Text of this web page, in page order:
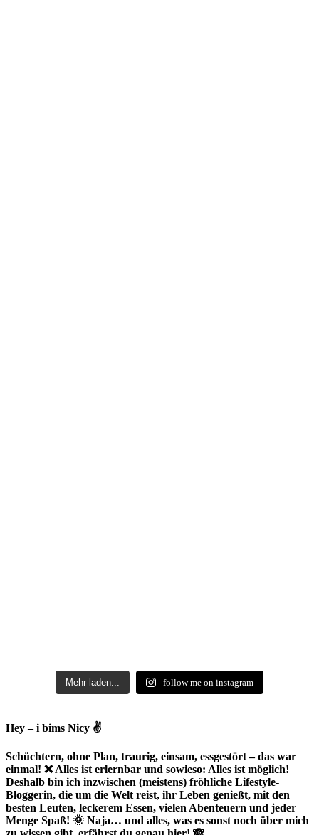
Mehr laden... follow me on instagram
Hey – i bims Nicy ✌
Schüchtern, ohne Plan, traurig, einsam, essgestört – das war
einmal! ❌ Alles ist erlernbar und sowieso: Alles ist möglich!
Deshalb bin ich inzwischen (meistens) fröhliche Lifestyle-
Bloggerin, die um die Welt reist, ihr Leben genießt, mit den
besten Leuten, leckerem Essen, vielen Abenteuern und jeder
Menge Spaß! 🌞 Naja… und alles, was es sonst noch über mich